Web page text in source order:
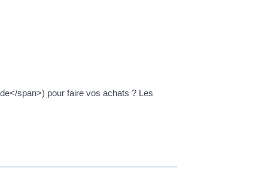
span>) pour faire vos achats ? Les